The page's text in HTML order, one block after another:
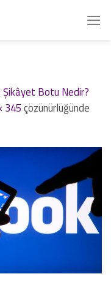
Şikâyet Botu Nedir?
345çözünürlüğünde